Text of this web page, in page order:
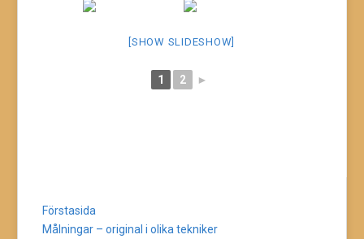
[SHOW SLIDESHOW]
1 2 ►
Förstasida
Målningar – original i olika tekniker